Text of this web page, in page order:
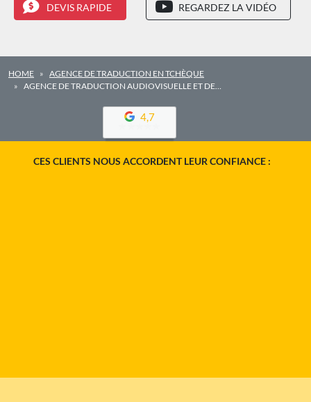
DEVIS RAPIDE REGARDEZ LA VIDÉO
HOME
AGENCE DE TRADUCTION EN TCHÈQUE
AGENCE DE TRADUCTION AUDIOVISUELLE ET DE…
4,7
CES CLIENTS NOUS ACCORDENT LEUR CONFIANCE :